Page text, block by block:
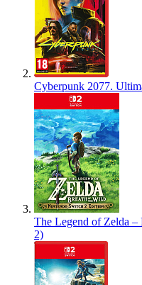
Cyberpunk 2077.
The Legend of Zelda
2)